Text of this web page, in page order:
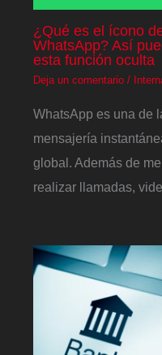
¿Qué es el ícono
WhatsApp? Así
esta función oculta
Deja un comentario /
WhatsApp es una de
mensajería
global. Además de
realizar llamadas,